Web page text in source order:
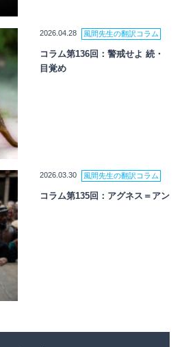
2026.04.28 風間先生の翻訳コラム
コラム第136回：警戒せよ 続・
目覚め
2026.03.30 風間先生の翻訳コラム
コラム第135回：アグネス＝アン